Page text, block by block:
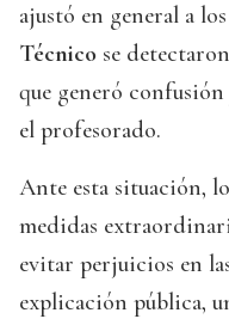
ajustó en general a
Técnico se
que generó
el profesorado.
Ante esta situación,
medidas
evitar perjuicios en
explicación pública,